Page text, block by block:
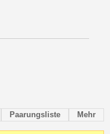
Paarungsliste Mehr